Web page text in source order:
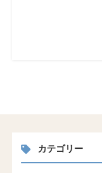
カテゴリー